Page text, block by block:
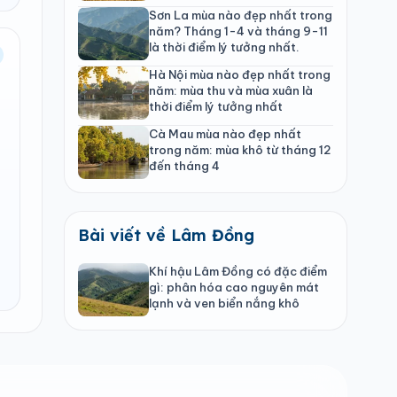
Sơn La mùa nào đẹp nhất trong
năm? Tháng 1-4 và tháng 9-11
là thời điểm lý tưởng nhất.
Hà Nội mùa nào đẹp nhất trong
năm: mùa thu và mùa xuân là
thời điểm lý tưởng nhất
Cà Mau mùa nào đẹp nhất
trong năm: mùa khô từ tháng 12
đến tháng 4
Bài viết về Lâm Đồng
Khí hậu Lâm Đồng có đặc điểm
gì: phân hóa cao nguyên mát
lạnh và ven biển nắng khô